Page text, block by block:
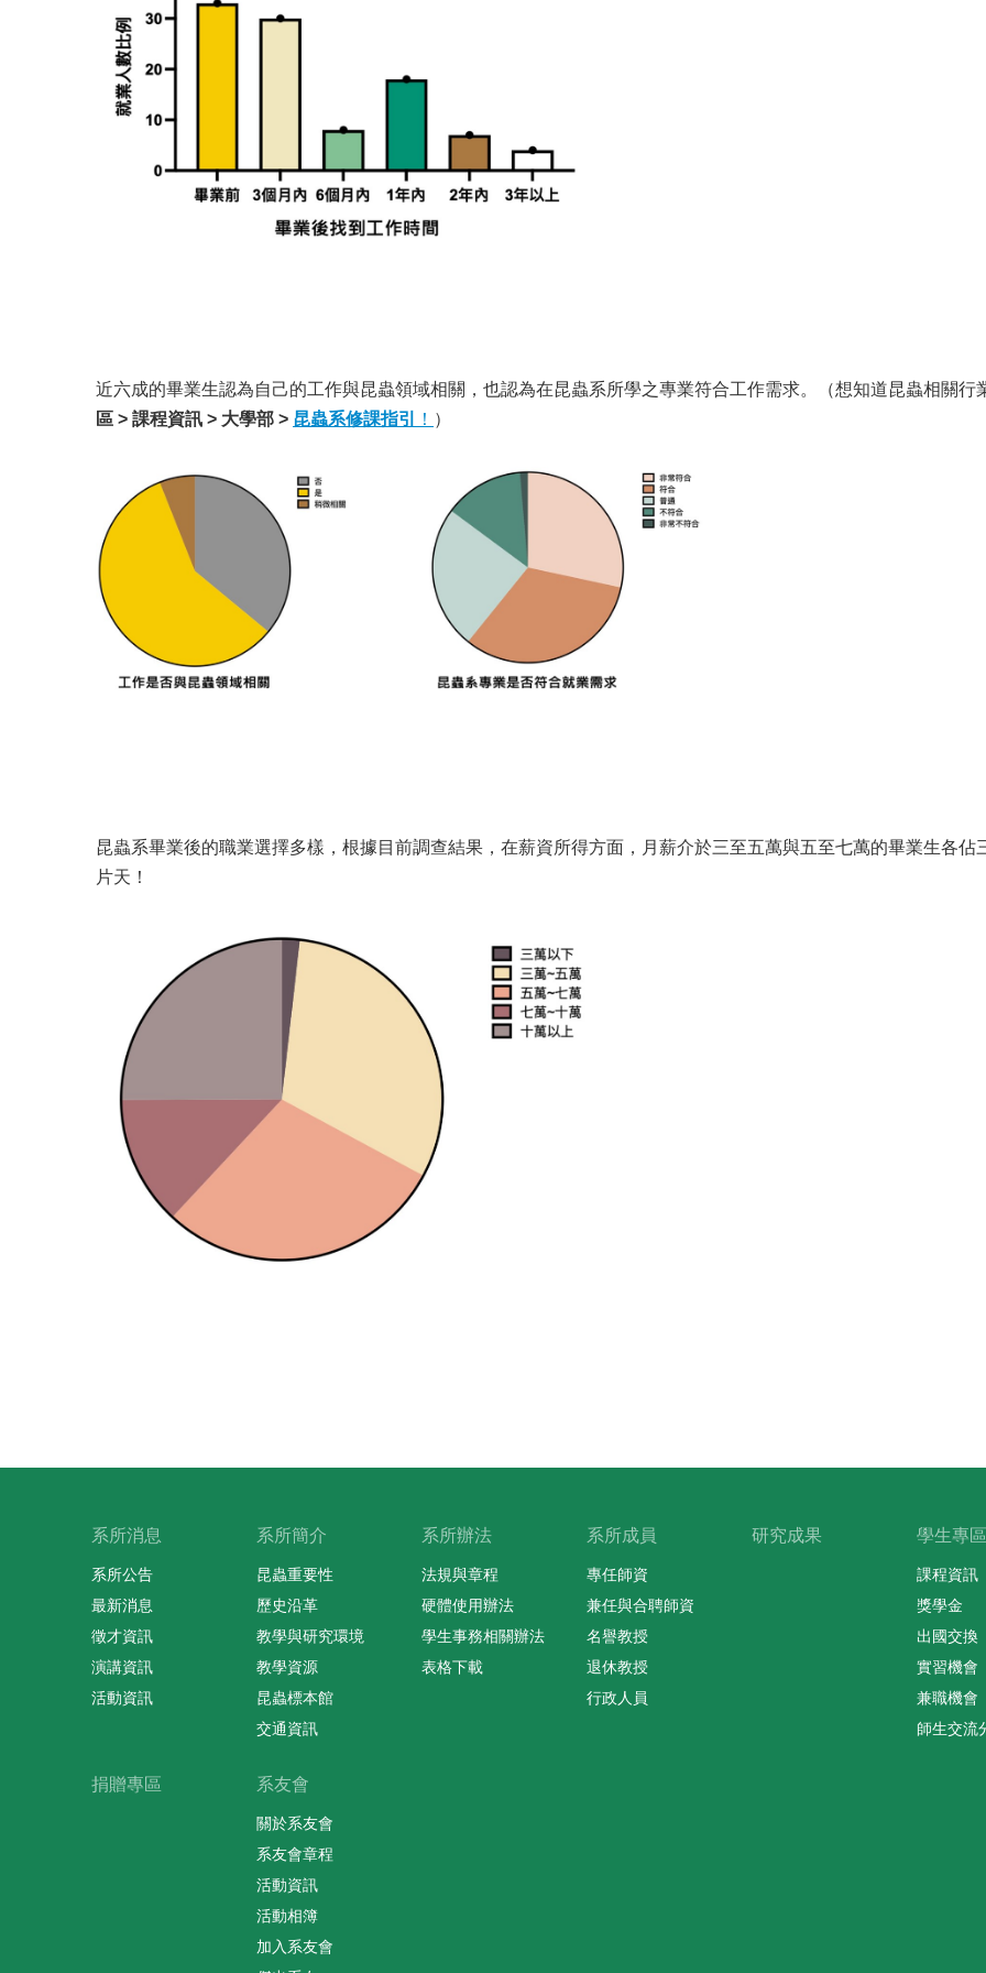
近六成的畢業生認為自己的工作與昆蟲領域相關，也認為在昆蟲系所學之專業符合工作需求。（想知道昆蟲相關行
區 > 課程資訊 > 大學部 > 昆蟲系修課指引 ！ ）
昆蟲系畢業後的職業選擇多樣，根據目前調查結果，在薪資所得方面，月薪介於三至五萬與五至七萬的畢業生各
片天！
系所消息
系所公告
最新消息
徵才資訊
演講資訊
活動資訊
系所簡介
昆蟲重要性
歷史沿革
教學與研究環境
教學資源
昆蟲標本館
交通資訊
系所辦法
法規與章程
硬體使用辦法
學生事務相關辦法
表格下載
系所成員
專任師資
兼任與合聘師資
名譽教授
退休教授
行政人員
研究成果 學生專區
課程資訊
獎學金
出國交換
實習機會
兼職機會
師生交流
捐贈專區 系友會
關於系友會
系友會章程
活動資訊
活動相簿
加入系友會